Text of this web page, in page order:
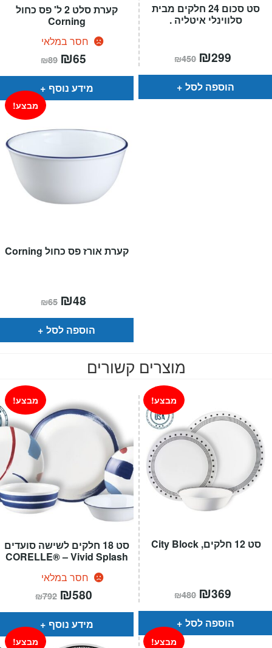
קערת סלט 2 ל' פס כחול
Corning
חסר במלאי
₪89 המחיר
המקורי
היה:
₪89.
₪65
הוא:
מידע נוסף
סט סכום 24 חלקים מבית
סלווינלי איטליה .
₪450 המחיר
המקורי
היה:
₪450.
₪299
הוא:
הוספה לסל
קערת אורז פס כחול Corning
מבצע!
₪65 המחיר
המקורי
היה:
₪65.
₪48
הוא:
הוספה לסל
מוצרים קשורים
סט 18 חלקים לשישה סועדים
CORELLE® – Vivid Splash
חסר במלאי
מבצע!
₪792 המחיר
המקורי
היה:
₪792.
₪580
הוא:
מידע נוסף
סט 12 חלקים, City Block
מבצע!
₪480 המחיר
המקורי
היה:
₪480.
₪369
הוא:
הוספה לסל
מבצע! מבצע!